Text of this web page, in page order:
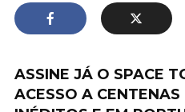
ASSINE JÁ O SPACE
ACESSO A